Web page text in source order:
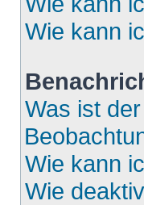
Wie kann
Was ist
Wie kann
Wie